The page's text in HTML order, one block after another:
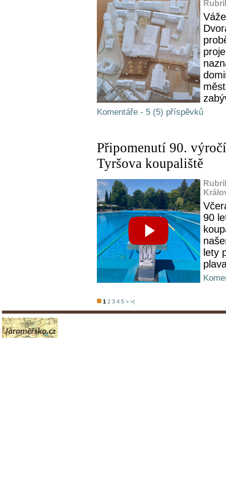
Komentáře - 5 (5) příspěvků
Připomenutí 90.
Tyršova koupaliště
90
lety
1 2 3 4 5 > >|